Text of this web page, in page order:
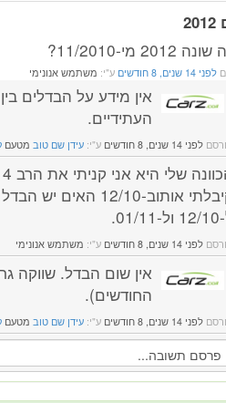
מי-11/2010?
לפני 14 שנים, 8 חודשים ע"י: משתמש אנונימי
אין מידע על הבדלים
העתידיים.
לפני 14 שנים, 8 חודשים ע"י:עידן שם טוב מטעם
11.
לפני 14 שנים, 8 חודשים ע"י: משתמש אנונימי
החודשים).
לפני 14 שנים, 8 חודשים ע"י:עידן שם טוב מטעם